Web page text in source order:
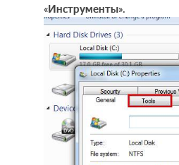
«Инструменты».